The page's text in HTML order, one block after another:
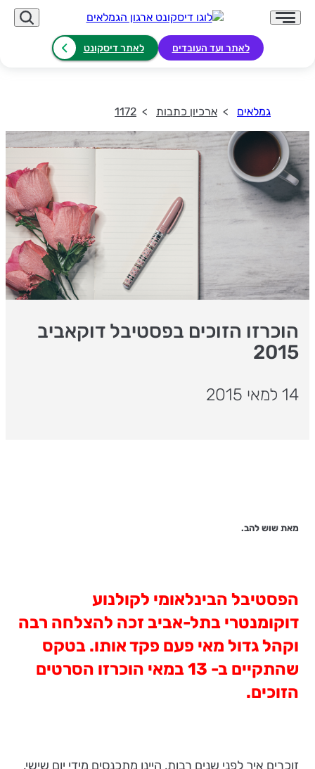
לאתר ועד העובדים לאתר דיסקונט
גמלאים ארכיון כתבות 1172
הוכרזו הזוכים בפסטיבל דוקאביב
2015
14 למאי 2015
מאת שוש להב.
הפסטיבל הבינלאומי לקולנוע
דוקומנטרי בתל-אביב זכה להצלחה רבה
וקהל גדול מאי פעם פקד אותו. בטקס
שהתקיים ב- 13 במאי הוכרזו הסרטים
הזוכים.
זוכרים איך לפני שנים רבות, היינו מתכנסים מידי יום שישי,